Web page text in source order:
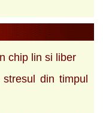
chip lin si liber
din timpul